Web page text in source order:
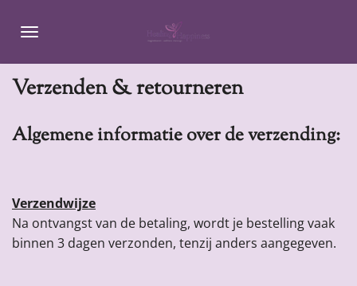
direct
de
hoofdinhoud
Verzenden & retourneren
Algemene informatie over de verzending:
Verzendwijze
Na ontvangst van de betaling, wordt je bestelling vaak
binnen 3 dagen verzonden, tenzij anders aangegeven.